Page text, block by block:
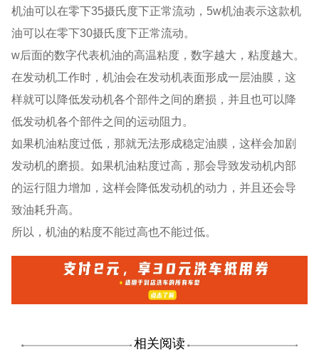
机油可以在零下35摄氏度下正常流动，5w机油表示这款机
油可以在零下30摄氏度下正常流动。
w后面的数字代表机油的高温粘度，数字越大，粘度越大。
在发动机工作时，机油会在发动机表面形成一层油膜，这
样就可以降低发动机各个部件之间的磨损，并且也可以降
低发动机各个部件之间的运动阻力。
如果机油粘度过低，那就无法形成稳定油膜，这样会加剧
发动机的磨损。如果机油粘度过高，那会导致发动机内部
的运行阻力增加，这样会降低发动机的动力，并且还会导
致油耗升高。
所以，机油的粘度不能过高也不能过低。
相关阅读